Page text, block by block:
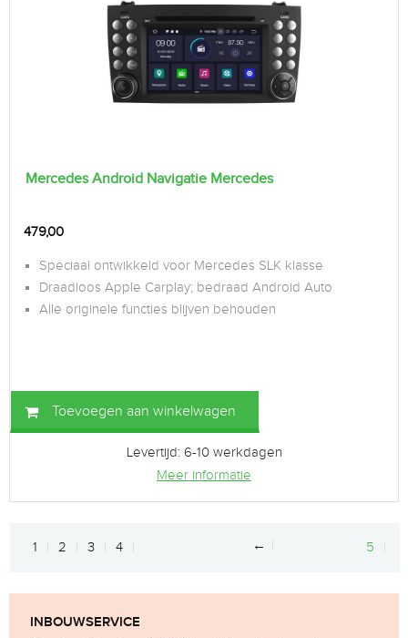
Mercedes Android Navigatie Mercedes
479,00
Speciaal ontwikkeld voor Mercedes SLK klasse
Draadloos Apple Carplay; bedraad Android Auto
Alle originele functies blijven behouden
Toevoegen aan winkelwagen
Levertijd: 6-10 werkdagen
Meer informatie
←
1 2 3 4 5
INBOUWSERVICE